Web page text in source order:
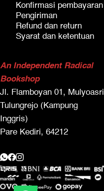
Konfirmasi pembayaran
Pengiriman
Refund dan return
Syarat dan ketentuan
An Independent Radical
Bookshop
Jl. Flamboyan 01, Mulyoasri
Tulungrejo (Kampung
Inggris)
Pare Kediri, 64212